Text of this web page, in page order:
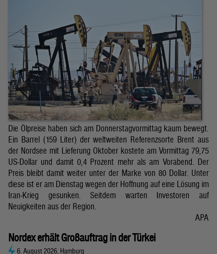
Die Ölpreise haben sich am Donnerstagvormittag kaum bewegt.
Ein Barrel (159 Liter) der weltweiten Referenzsorte Brent aus
der Nordsee mit Lieferung Oktober kostete am Vormittag 79,75
US-Dollar und damit 0,4 Prozent mehr als am Vorabend. Der
Preis bleibt damit weiter unter der Marke von 80 Dollar. Unter
diese ist er am Dienstag wegen der Hoffnung auf eine Lösung im
Iran-Krieg gesunken. Seitdem warten Investoren auf
Neuigkeiten aus der Region.
APA
Nordex erhält Großauftrag in der Türkei
6. August 2026, Hamburg